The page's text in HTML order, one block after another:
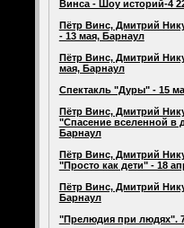
Винса - Шоу историй-4
Пётр Винс, Дмитрий
- 13 мая, Барнаул
Пётр Винс, Дмитрий
мая, Барнаул
Спектакль "Дуры" - 15
Пётр Винс, Дмитрий
"Спасение вселенной в
Барнаул
Пётр Винс, Дмитрий
"Просто как дети" - 18
Пётр Винс, Дмитрий
Барнаул
"Прелюдия при людях".